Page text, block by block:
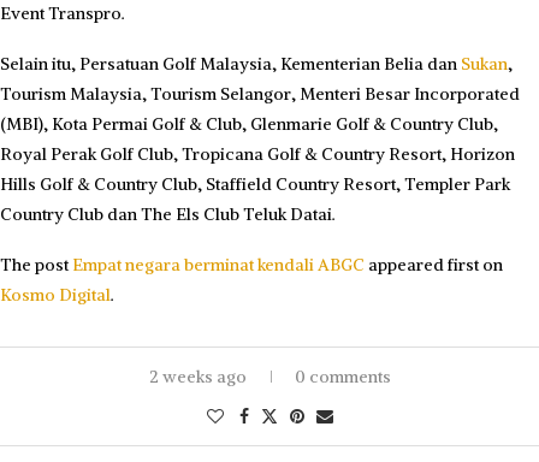
Event Transpro.
Selain itu, Persatuan Golf Malaysia, Kementerian Belia dan Sukan,
Tourism Malaysia, Tourism Selangor, Menteri Besar Incorporated
(MBI), Kota Permai Golf & Club, Glenmarie Golf & Country Club,
Royal Perak Golf Club, Tropicana Golf & Country Resort, Horizon
Hills Golf & Country Club, Staffield Country Resort, Templer Park
Country Club dan The Els Club Teluk Datai.
The postEmpat negara berminat kendali ABGC appeared first on
Kosmo Digital.
2 weeks ago 0 comments